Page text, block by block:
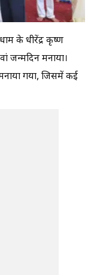
के धीरेंद्र कृष्ण
जन्मदिन मनाया।
गया, जिसमें कई